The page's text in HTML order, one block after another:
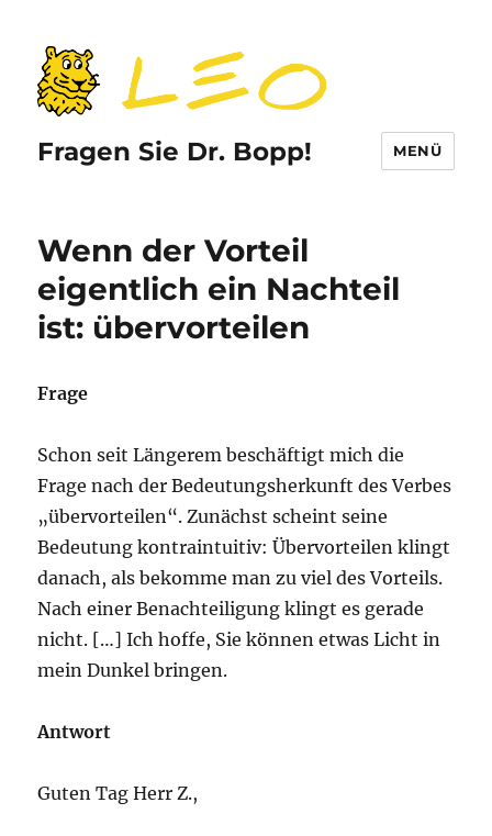
Fragen Sie Dr. Bopp! MENÜ
Wenn der Vorteil
eigentlich ein Nachteil
ist: übervorteilen
Frage
Schon seit Längerem beschäftigt mich die
Frage nach der Bedeutungsherkunft des Verbes
„übervorteilen“. Zunächst scheint seine
Bedeutung kontraintuitiv: Übervorteilen klingt
danach, als bekomme man zu viel des Vorteils.
Nach einer Benachteiligung klingt es gerade
nicht. […] Ich hoffe, Sie können etwas Licht in
mein Dunkel bringen.
Antwort
Guten Tag Herr Z.,